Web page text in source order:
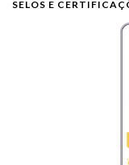
SELOS E